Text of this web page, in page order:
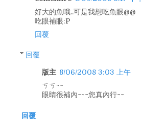
好大的魚哦..可是我想吃魚眼@@
吃眼補眼:P
回覆
回覆
版主 8/06/2008 3:03 上午
ㄎㄎ~~
眼睛很補內~~~您真內行~~
回覆